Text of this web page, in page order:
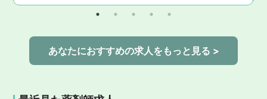
あなたにおすすめの求人をもっと見る >